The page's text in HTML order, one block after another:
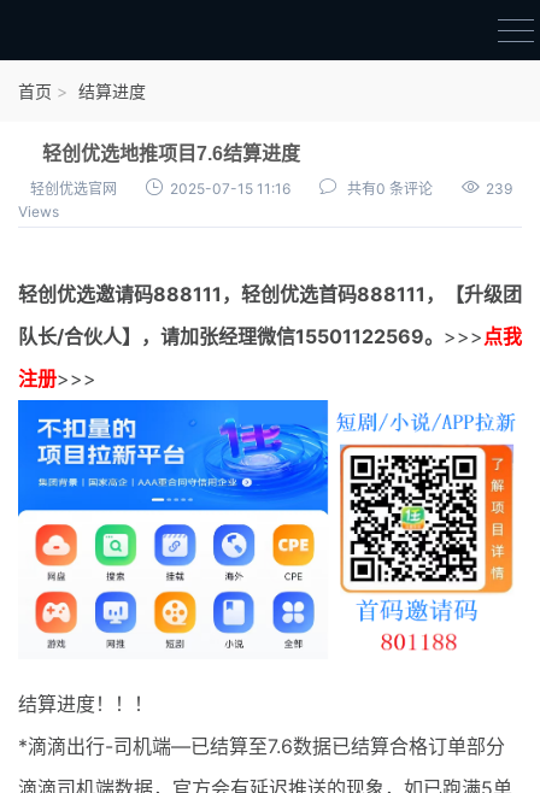
结算进度
团队长扶持
充场项目报价
无人直播
电商入门
最新通知
项目介绍
首页 结算进度
轻创优选地推项目7.6结算进度
轻创优选官网 2025-07-15 11:16 共有0 条评论
239
Views
轻创优选邀请码888111， 轻创优选首码888111，【升级团
队长/合伙人】，请加张经理微信15501122569。 >>>点我
注册>>>
结算进度！！！
*滴滴出行-司机端—已结算至7.6数据已结算合格订单部分
滴滴司机端数据，官方会有延迟推送的现象，如已跑满5单